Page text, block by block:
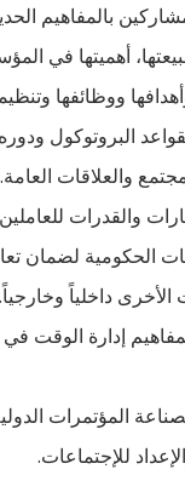
بالمفاهيم
أهميتها في
ووظائفها
البروتوكول
والعلاقات العامة.
والقدرات
الحكومية لضمان
الأخرى داخلياً وخارجياً.
إدارة الوقت في
المؤتمرات
للإجتماعات.